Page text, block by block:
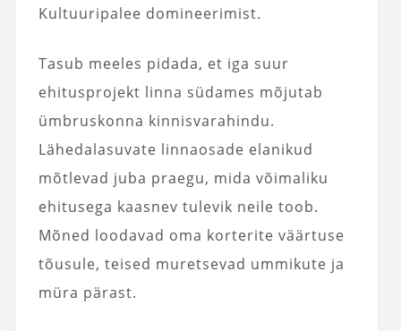
Kultuuripalee domineerimist.
Tasub meeles pidada, et iga suur
ehitusprojekt linna südames mõjutab
ümbruskonna kinnisvarahindu.
Lähedalasuvate linnaosade elanikud
mõtlevad juba praegu, mida võimaliku
ehitusega kaasnev tulevik neile toob.
Mõned loodavad oma korterite väärtuse
tõusule, teised muretsevad ummikute ja
müra pärast.